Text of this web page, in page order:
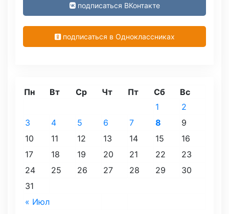
подписаться ВКонтакте
подписаться в Одноклассниках
Пн Вт Ср Чт Пт Сб Вс
« Июл
1
2
3
4 5 6 7 8
9
10
11 12 13 14 15
16
17
18 19 20 21 22
23
24
25 26 27 28 29
30
31